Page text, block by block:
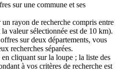
sur une commune et ses
rayon de recherche compris entre
valeur sélectionnée est de 10 km).
sur deux départements, vous
recherches séparées.
cliquant sur la loupe ; la liste des
à vos critères de recherche est